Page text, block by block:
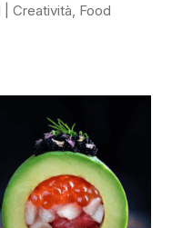
Creatività, Food